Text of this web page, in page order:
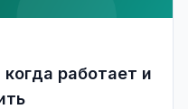
работает и